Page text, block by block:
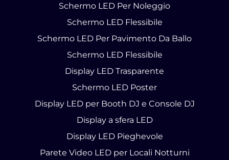
Schermo LED Per Noleggio
Schermo LED Flessibile
Schermo LED Per Pavimento Da Ballo
Schermo LED Flessibile
Display LED Trasparente
Schermo LED Poster
Display LED per Booth DJ e Console DJ
Display a sfera LED
Display LED Pieghevole
Parete Video LED per Locali Notturni